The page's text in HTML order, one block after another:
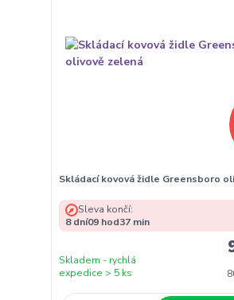
Skládací kovová židle Greensboro
Skladem - rychlá
expedice > 5 ks
Sleva končí:
8 dní09 hod37 min